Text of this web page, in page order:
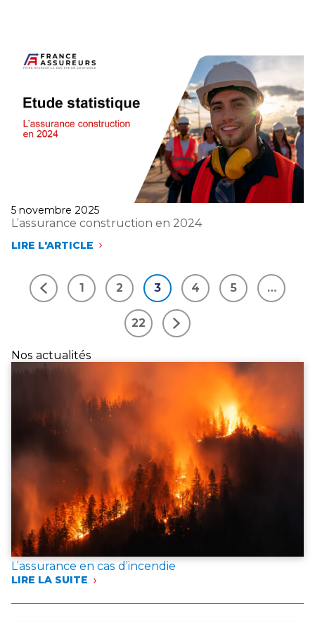
Publié
le
5 novembre 2025
L’assurance construction en 2024
LIRE L'ARTICLE
L’ASSURANCE
2024
Précédent
1 2 3 4 5 …
22
Suivant
Nos actualités
L’assurance en cas d’incendie
LIRE LA SUITE
: